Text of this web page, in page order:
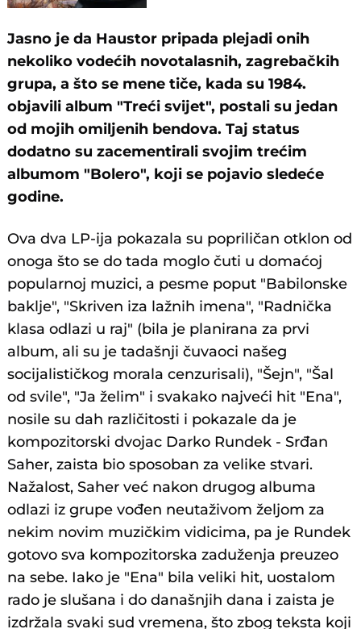
Jasno je da Haustor pripada plejadi onih
nekoliko vodećih novotalasnih, zagrebačkih
grupa, a što se mene tiče, kada su 1984.
objavili album "Treći svijet", postali su jedan
od mojih omiljenih bendova. Taj status
dodatno su zacementirali svojim trećim
albumom "Bolero", koji se pojavio sledeće
godine.
Ova dva LP-ija pokazala su popriličan otklon od
onoga što se do tada moglo čuti u domaćoj
popularnoj muzici, a pesme poput "Babilonske
baklje", "Skriven iza lažnih imena", "Radnička
klasa odlazi u raj" (bila je planirana za prvi
album, ali su je tadašnji čuvaoci našeg
socijalističkog morala cenzurisali), "Šejn", "Šal
od svile", "Ja želim" i svakako najveći hit "Ena",
nosile su dah različitosti i pokazale da je
kompozitorski dvojac Darko Rundek - Srđan
Saher, zaista bio sposoban za velike stvari.
Nažalost, Saher već nakon drugog albuma
odlazi iz grupe vođen neutaživom željom za
nekim novim muzičkim vidicima, pa je Rundek
gotovo sva kompozitorska zaduženja preuzeo
na sebe. Iako je "Ena" bila veliki hit, uostalom
rado je slušana i do današnjih dana i zaista je
izdržala svaki sud vremena, što zbog teksta koji